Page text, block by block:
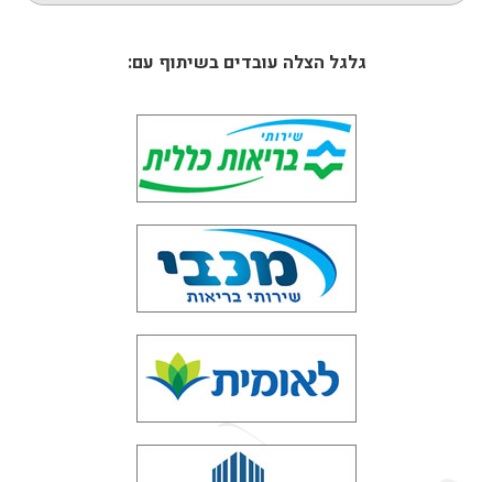
מה הקשר בין חוג שחייה לביטחון עצמי אצל ילדים?
בגלל שהייה ממושכת בבית, מול טלוויזיה ומחשב, מספר רב של
ילדים סובלים מחגורת כתפיים חלשה, מכיוון שבמקום לשחק
חברתית. לכן, יש לנו ילדים יותר חכמים, אך פחות חזקים
ומפותחים פיזית ומנטלית.
להמשך קריאה »